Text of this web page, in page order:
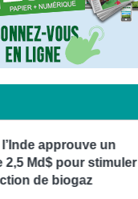
approuve un
2,5 Md$ pour stimuler
de biogaz